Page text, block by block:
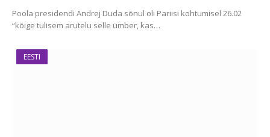
Poola presidendi Andrej Duda sõnul oli Pariisi kohtumisel 26.02
“kõige tulisem arutelu selle ümber, kas…
EESTI